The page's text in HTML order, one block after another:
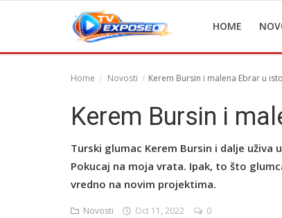
HOME
Home Novosti Kerem Bursin i malena Ebrar u
Kerem Bursin i
Turski glumac Kerem Bursin i dalje uživa
Pokucaj na moja vrata. Ipak, to što
vredno na novim projektima.
Novosti Oct 11, 2022 0